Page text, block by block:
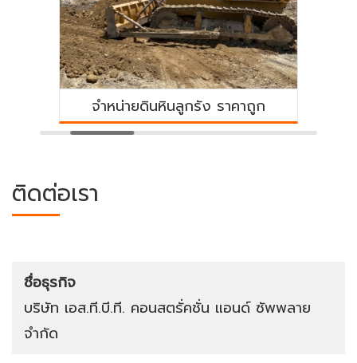
นหินลูกรัง ราคาถูก
ติดต่อเรา
ชื่อธุรกิจ
บริษัท เอส.ที.บี.ที. คอนสตรั่คชั่น แอนด์ ซัพพลาย
จำกัด